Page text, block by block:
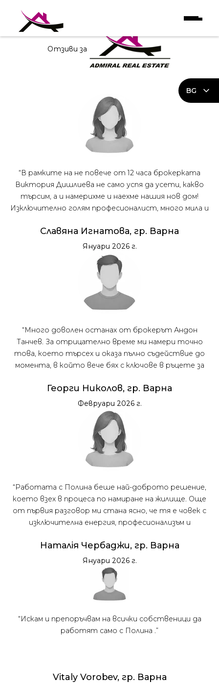
BG
Нашите говорят!
Отзиви за
“В рамките на не повече от 12 часа брокерката
Виктория Дишлиева не само успя да усети, какво
търсим, а и намерихме и наехме нашия нов дом!
Изключително голям професионалист, много мила и
Славяна Игнатова, гр. Варна
Януари 2026 г.
“Много доволен останах от брокерът Андон
Танчев. За отрицателно време ми намери точно
това, което търсех и оказа пълно съдействие до
момента, в който вече бях с ключове в ръцете за
Георги Николов, гр. Варна
Февруари 2026 г.
“Работата с Полина беше най-доброто решение,
което взех в процеса по намиране на жилище. Още
от първия разговор ми стана ясно, че тя е човек с
изключителна енергия, професионализъм и
брокери се бавеха, объркваха информация или не
отговаряха, Полина беше на 2 стъпки пред всички –
организираше огледи, договаряше условия, мислеше
за детайли, за които аз дори не бях се сетил.Това,
което най-много ме впечатли, е че тя не работи
правилното място за човека. Усеща се, когато
някой върши работата си с душа.”
Наталія Чербаджи, гр. Варна
Януари 2026 г.
“Искам и препоръчвам на всички собственици да
работят само с Полина .”
Vitaly Vorobev, гр. Варна